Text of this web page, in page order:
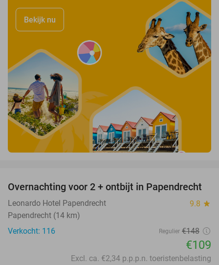
Bekijk nu
26%
Overnachting voor 2 + ontbijt in Papendrecht
Leonardo Hotel Papendrecht 9.8 star
Papendrecht (14 km)
Verkocht: 116
Regulier €148
€109
Excl. ca. €2,34 p.p.p.n. toeristenbelasting